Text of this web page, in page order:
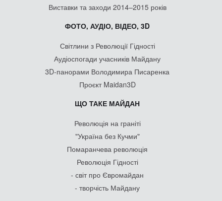
Виставки та заходи 2014–2015 років
ФОТО, АУДІО, ВІДЕО, 3D
Світлини з Революції Гідності
Аудіоспогади учасників Майдану
3D-панорами Володимира Писаренка
Проєкт Maidan3D
ЩО ТАКЕ МАЙДАН
Революція на граніті
"Україна без Кучми"
Помаранчева революція
Революція Гідності
- світ про Євромайдан
- творчість Майдану